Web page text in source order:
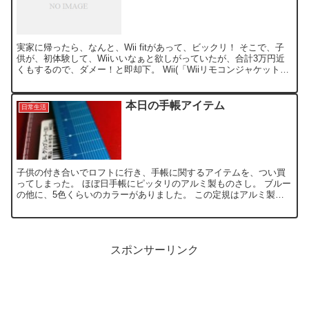
実家に帰ったら、なんと、Wii fitがあって、ビックリ！ そこで、子
供が、初体験して、Wiiいいなぁと欲しがっていたが、合計3万円近
くもするので、ダメー！と即却下。 Wii(「Wiiリモコンジャケット」
日常生活 本日の手帳アイテム
子供の付き合いでロフトに行き、手帳に関するアイテムを、つい買
ってしまった。 ほぼ日手帳にピッタリのアルミ製ものさし。 ブルー
の他に、5色くらいのカラーがありました。 この定規はアルミ製な
スポンサーリンク